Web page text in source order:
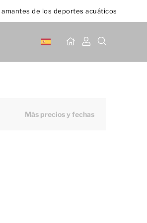
de los deportes acuáticos
Más precios y fechas